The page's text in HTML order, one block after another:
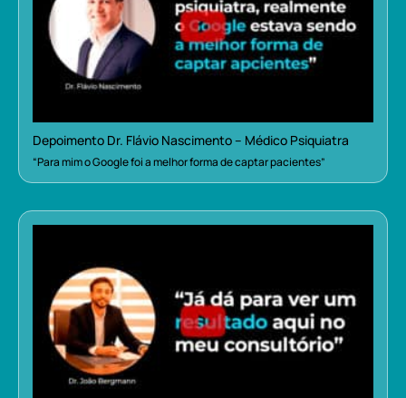
Depoimento Dr. Flávio Nascimento – Médico Psiquiatra
“Para mim o Google foi a melhor forma de captar pacientes”